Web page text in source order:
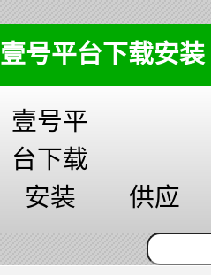
壹号平台下载安装
壹号平
台下载
安装
供应